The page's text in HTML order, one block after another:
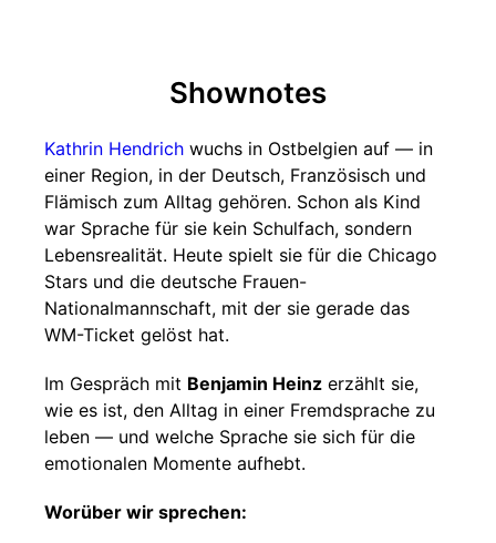
Shownotes
Kathrin Hendrich wuchs in Ostbelgien auf — in
einer Region, in der Deutsch, Französisch und
Flämisch zum Alltag gehören. Schon als Kind
war Sprache für sie kein Schulfach, sondern
Lebensrealität. Heute spielt sie für die Chicago
Stars und die deutsche Frauen-
Nationalmannschaft, mit der sie gerade das
WM-Ticket gelöst hat.
Im Gespräch mit Benjamin Heinz erzählt sie,
wie es ist, den Alltag in einer Fremdsprache zu
leben — und welche Sprache sie sich für die
emotionalen Momente aufhebt.
Worüber wir sprechen: